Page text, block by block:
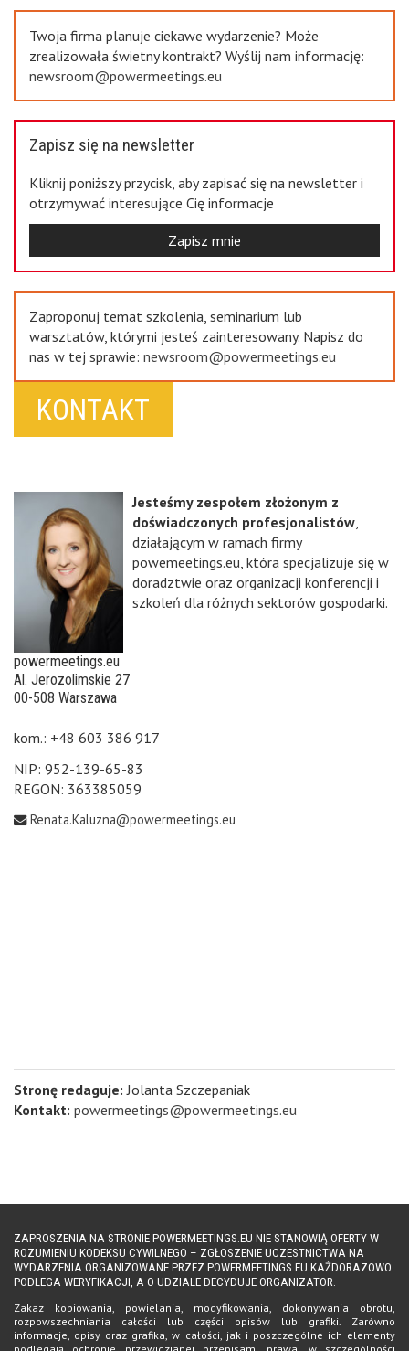
Twoja firma planuje ciekawe wydarzenie? Może
zrealizowała świetny kontrakt? Wyślij nam informację:
newsroom@powermeetings.eu
Zapisz się na newsletter
Kliknij poniższy przycisk, aby zapisać się na newsletter i
otrzymywać interesujące Cię informacje
Zapisz mnie
Zaproponuj temat szkolenia, seminarium lub
warsztatów, którymi jesteś zainteresowany. Napisz do
nas w tej sprawie: newsroom@powermeetings.eu
KONTAKT
Jesteśmy zespołem złożonym z
doświadczonych profesjonalistów,
działającym w ramach firmy
powemeetings.eu, która specjalizuje się w
doradztwie oraz organizacji konferencji i
szkoleń dla różnych sektorów gospodarki.
powermeetings.eu
Al. Jerozolimskie 27
00-508 Warszawa
kom.: +48 603 386 917
NIP: 952-139-65-83
REGON: 363385059
Renata.Kaluzna@powermeetings.eu
Stronę redaguje: Jolanta Szczepaniak
Kontakt: powermeetings@powermeetings.eu
ZAPROSZENIA NA STRONIE POWERMEETINGS.EU NIE STANOWIĄ OFERTY W
ROZUMIENIU KODEKSU CYWILNEGO – ZGŁOSZENIE UCZESTNICTWA NA
WYDARZENIA ORGANIZOWANE PRZEZ POWERMEETINGS.EU KAŻDORAZOWO
PODLEGA WERYFIKACJI, A O UDZIALE DECYDUJE ORGANIZATOR.
Zakaz kopiowania, powielania, modyfikowania, dokonywania obrotu,
rozpowszechniania całości lub części opisów lub grafiki. Zarówno
informacje, opisy oraz grafika, w całości, jak i poszczególne ich elementy